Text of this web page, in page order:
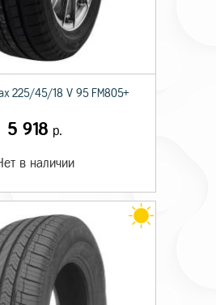
225/45/18 V 95 FM805+
5 918 р.
в наличии